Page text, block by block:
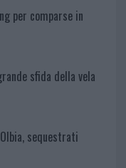
per comparse in
sfida della vela
sequestrati